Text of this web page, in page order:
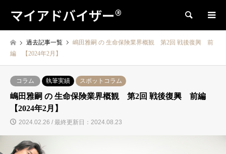
マイアドバイザー® 検索
過去記事一覧
嶋田雅嗣 の 生命保険業界概観 第2回 戦後復興 前
編 【2024年2月】
コラム 執筆実績 スポットコラム
嶋田雅嗣 の 生命保険業界概観 第2回 戦後復興 前編
【2024年2月】
2024.02.26 / 最終更新日：2024.08.23